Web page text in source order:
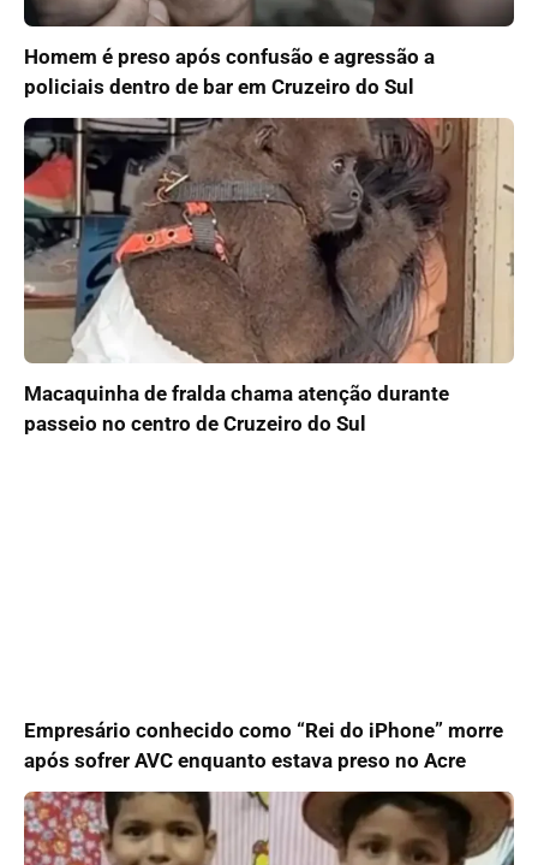
Homem é preso após confusão e agressão a
policiais dentro de bar em Cruzeiro do Sul
Macaquinha de fralda chama atenção durante
passeio no centro de Cruzeiro do Sul
Empresário conhecido como “Rei do iPhone” morre
após sofrer AVC enquanto estava preso no Acre